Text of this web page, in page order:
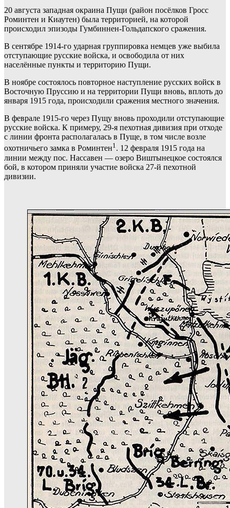
20 августа западная окраина Пущи (район посёлков Гросс
Роминтен и Киаутен) была территорией, на которой
происходил эпизоды Гумбиннен-Гольдапского сражения.
В сентябре 1914-го ударная группировка немцев уже выбила
отступающие русские войска, и освободила от них
населённые пункты и территорию Пущи.
В ноябре состоялось повторное наступление русских войск в
Восточную Пруссию и на территории Пущи вновь, вплоть до
января 1915 года, происходили сражения местного значения.
В феврале 1915-го через Пущу вновь проходили отступающие
русские войска. К примеру, 29-я пехотная дивизия при отходе
с линии фронта располагалась в Пуще, в том числе возле
охотничьего замка в Роминтен1. 12 февраля 1915 года на
линии между пос. Нассавен — озеро Виштынецкое состоялся
бой, в котором приняли участие войска 27-й пехотной
дивизии.